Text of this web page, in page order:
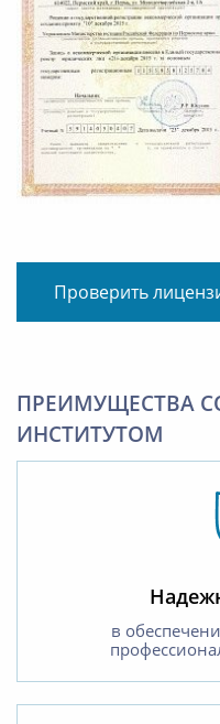
Проверить
ПРЕИМУЩЕСТВА
ИНСТИТУТОМ
в